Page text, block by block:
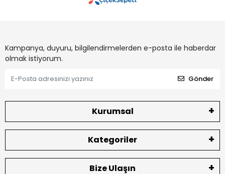
Kampanya, duyuru, bilgilendirmelerden e-posta ile haberdar
olmak istiyorum.
Gönder
Kurumsal
Kategoriler
Bize Ulaşın